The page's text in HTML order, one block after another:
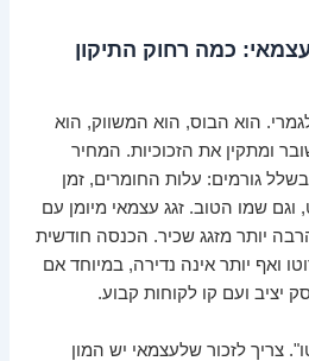
כמה רחוק התיקון
הוא הבוס, הוא המשווק, הוא
ומתקין את הזכוכיות. המחיר
גורמים: עלות החומרים, זמן
וגם שמו הטוב. זגג עצמאי מיומן עם
הרבה יותר מזגג שכיר. הכנסה חודשית
ש"ח ברוטו ואף יותר אינה נדירה, במיוחד אם
יציב ועם קו לקוחות קבוע.
צריך לזכור שלעצמאי יש המון